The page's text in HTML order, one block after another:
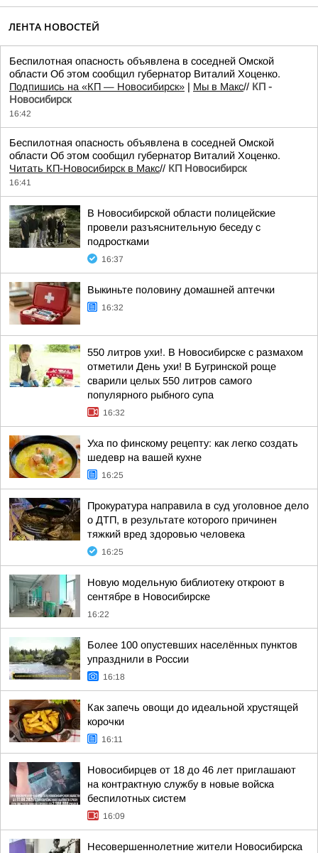
ЛЕНТА НОВОСТЕЙ
Беспилотная опасность объявлена в соседней Омской
области Об этом сообщил губернатор Виталий Хоценко.
Подпишись на «КП — Новосибирск» | Мы в Mакс// КП -
Новосибирск
16:42
Беспилотная опасность объявлена в соседней Омской
области Об этом сообщил губернатор Виталий Хоценко.
Читать КП-Новосибирск в Макс// КП Новосибирск
16:41
В Новосибирской области полицейские
провели разъяснительную беседу с
подростками
16:37
Выкиньте половину домашней аптечки
16:32
550 литров ухи!. В Новосибирске с размахом
отметили День ухи! В Бугринской роще
сварили целых 550 литров самого
популярного рыбного супа
16:32
Уха по финскому рецепту: как легко создать
шедевр на вашей кухне
16:25
Прокуратура направила в суд уголовное дело
о ДТП, в результате которого причинен
тяжкий вред здоровью человека
16:25
Новую модельную библиотеку откроют в
сентябре в Новосибирске
16:22
Более 100 опустевших населённых пунктов
упразднили в России
16:18
Как запечь овощи до идеальной хрустящей
корочки
16:11
Новосибирцев от 18 до 46 лет приглашают
на контрактную службу в новые войска
беспилотных систем
16:09
Несовершеннолетние жители Новосибирска